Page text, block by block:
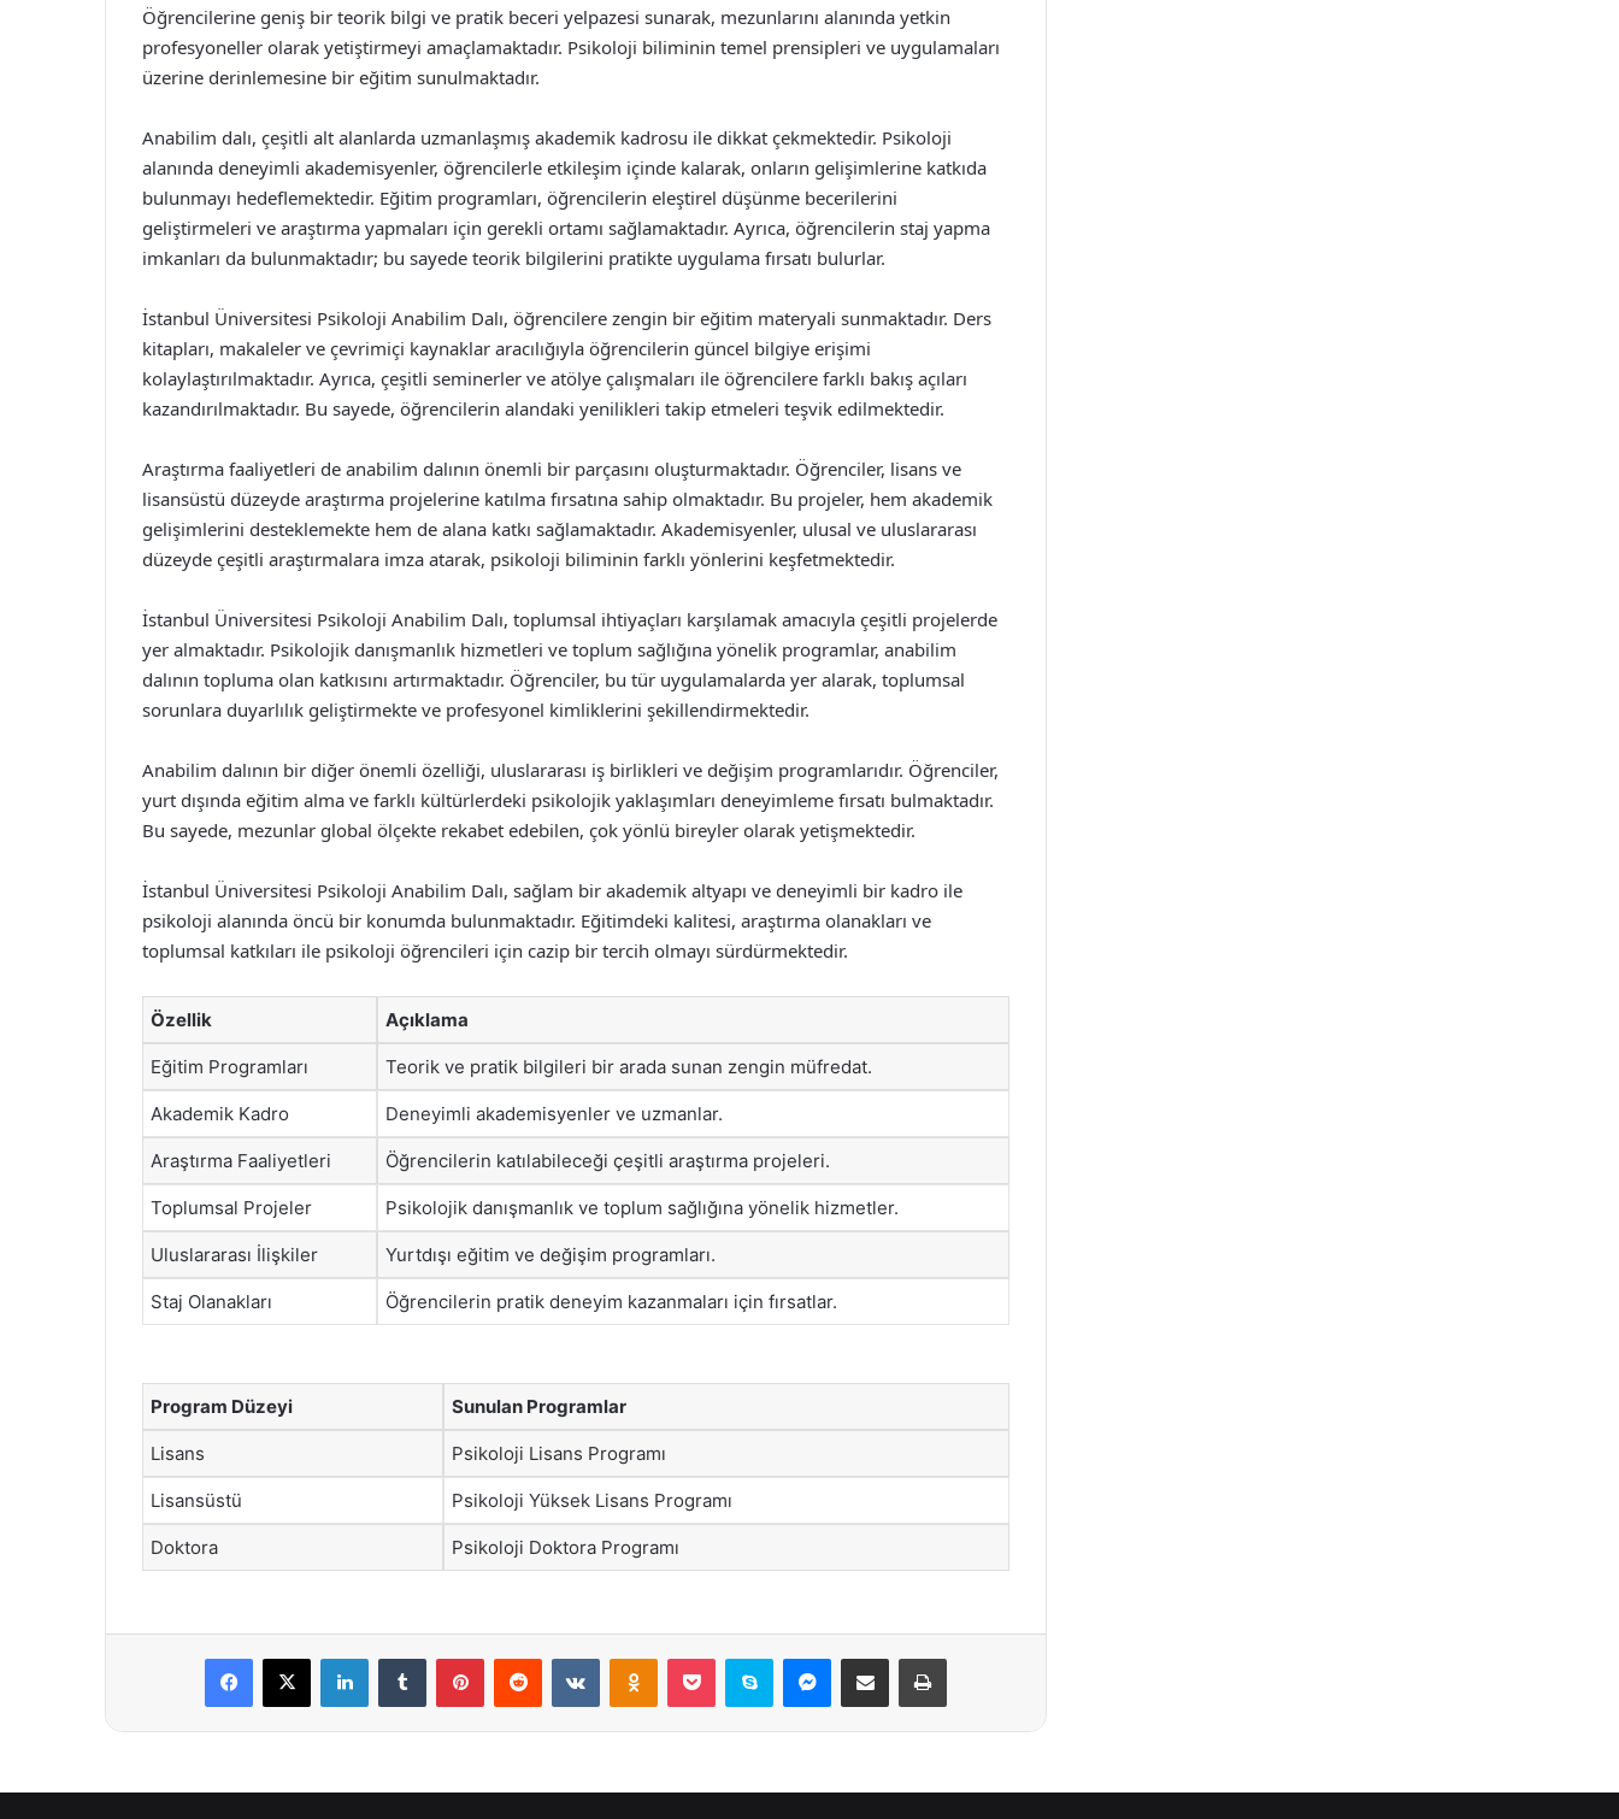
Öğrencilerine geniş bir teorik bilgi ve pratik beceri yelpazesi sunarak, mezunlarını alanında yetkin
profesyoneller olarak yetiştirmeyi amaçlamaktadır. Psikoloji biliminin temel prensipleri ve uygulamaları
üzerine derinlemesine bir eğitim sunulmaktadır.
Anabilim dalı, çeşitli alt alanlarda uzmanlaşmış akademik kadrosu ile dikkat çekmektedir. Psikoloji
alanında deneyimli akademisyenler, öğrencilerle etkileşim içinde kalarak, onların gelişimlerine katkıda
bulunmayı hedeflemektedir. Eğitim programları, öğrencilerin eleştirel düşünme becerilerini
geliştirmeleri ve araştırma yapmaları için gerekli ortamı sağlamaktadır. Ayrıca, öğrencilerin staj yapma
imkanları da bulunmaktadır; bu sayede teorik bilgilerini pratikte uygulama fırsatı bulurlar.
İstanbul Üniversitesi Psikoloji Anabilim Dalı, öğrencilere zengin bir eğitim materyali sunmaktadır. Ders
kitapları, makaleler ve çevrimiçi kaynaklar aracılığıyla öğrencilerin güncel bilgiye erişimi
kolaylaştırılmaktadır. Ayrıca, çeşitli seminerler ve atölye çalışmaları ile öğrencilere farklı bakış açıları
kazandırılmaktadır. Bu sayede, öğrencilerin alandaki yenilikleri takip etmeleri teşvik edilmektedir.
Araştırma faaliyetleri de anabilim dalının önemli bir parçasını oluşturmaktadır. Öğrenciler, lisans ve
lisansüstü düzeyde araştırma projelerine katılma fırsatına sahip olmaktadır. Bu projeler, hem akademik
gelişimlerini desteklemekte hem de alana katkı sağlamaktadır. Akademisyenler, ulusal ve uluslararası
düzeyde çeşitli araştırmalara imza atarak, psikoloji biliminin farklı yönlerini keşfetmektedir.
İstanbul Üniversitesi Psikoloji Anabilim Dalı, toplumsal ihtiyaçları karşılamak amacıyla çeşitli projelerde
yer almaktadır. Psikolojik danışmanlık hizmetleri ve toplum sağlığına yönelik programlar, anabilim
dalının topluma olan katkısını artırmaktadır. Öğrenciler, bu tür uygulamalarda yer alarak, toplumsal
sorunlara duyarlılık geliştirmekte ve profesyonel kimliklerini şekillendirmektedir.
Anabilim dalının bir diğer önemli özelliği, uluslararası iş birlikleri ve değişim programlarıdır. Öğrenciler,
yurt dışında eğitim alma ve farklı kültürlerdeki psikolojik yaklaşımları deneyimleme fırsatı bulmaktadır.
Bu sayede, mezunlar global ölçekte rekabet edebilen, çok yönlü bireyler olarak yetişmektedir.
İstanbul Üniversitesi Psikoloji Anabilim Dalı, sağlam bir akademik altyapı ve deneyimli bir kadro ile
psikoloji alanında öncü bir konumda bulunmaktadır. Eğitimdeki kalitesi, araştırma olanakları ve
toplumsal katkıları ile psikoloji öğrencileri için cazip bir tercih olmayı sürdürmektedir.
Özellik Açıklama
Eğitim Programları Teorik ve pratik bilgileri bir arada sunan zengin müfredat.
Akademik Kadro Deneyimli akademisyenler ve uzmanlar.
Araştırma Faaliyetleri Öğrencilerin katılabileceği çeşitli araştırma projeleri.
Toplumsal Projeler Psikolojik danışmanlık ve toplum sağlığına yönelik hizmetler.
Uluslararası İlişkiler Yurtdışı eğitim ve değişim programları.
Staj Olanakları Öğrencilerin pratik deneyim kazanmaları için fırsatlar.
Program Düzeyi Sunulan Programlar
Lisans Psikoloji Lisans Programı
Lisansüstü Psikoloji Yüksek Lisans Programı
Doktora Psikoloji Doktora Programı
Facebook
X LinkedInTumblr PinterestReddit VKontakteOdnoklassniki
Pocket Skype Messenger
E-Posta ile paylaş Yazdır